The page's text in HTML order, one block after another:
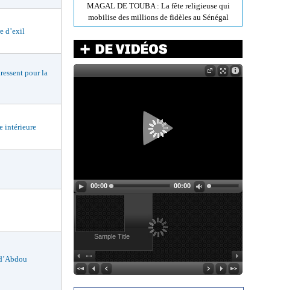
d’exil
pour la
intérieure
MAGAL DE TOUBA : La fête religieuse qui
mobilise des millions de fidèles au Sénégal
00:00 00:00
Sample Title